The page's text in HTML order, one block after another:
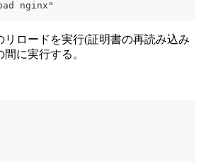
nginx"
リロードを実行(証明書の再読み込み
間に実行する。